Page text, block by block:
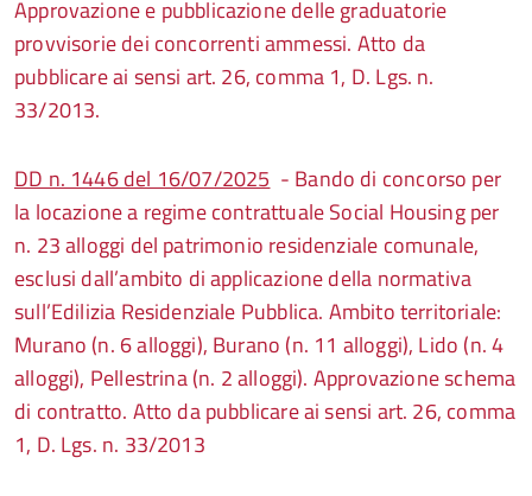
Approvazione e pubblicazione delle graduatorie
provvisorie dei concorrenti ammessi. Atto da
pubblicare ai sensi art. 26, comma 1, D. Lgs. n.
33/2013.
DD n. 1446 del 16/07/2025 - Bando di concorso per
la locazione a regime contrattuale Social Housing per
n. 23 alloggi del patrimonio residenziale comunale,
esclusi dall’ambito di applicazione della normativa
sull’Edilizia Residenziale Pubblica. Ambito territoriale:
Murano (n. 6 alloggi), Burano (n. 11 alloggi), Lido (n. 4
alloggi), Pellestrina (n. 2 alloggi). Approvazione schema
di contratto. Atto da pubblicare ai sensi art. 26, comma
1, D. Lgs. n. 33/2013